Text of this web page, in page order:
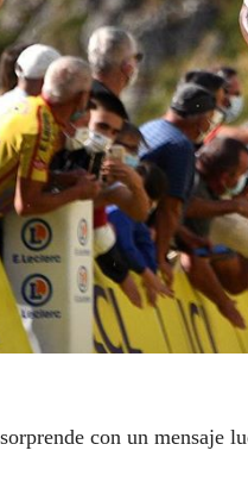
con un mensaje